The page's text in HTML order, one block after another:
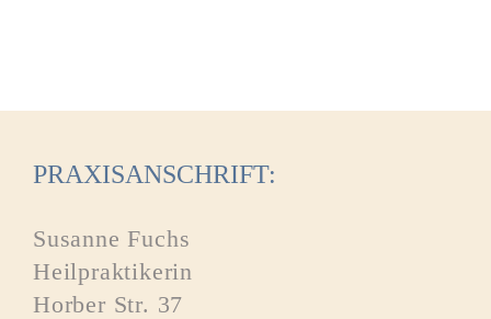
PRAXISANSCHRIFT:
Susanne Fuchs
Heilpraktikerin
Horber Str. 37